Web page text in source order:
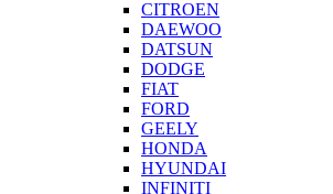
CITROEN
DAEWOO
DATSUN
DODGE
FIAT
FORD
GEELY
HONDA
HYUNDAI
INFINITI